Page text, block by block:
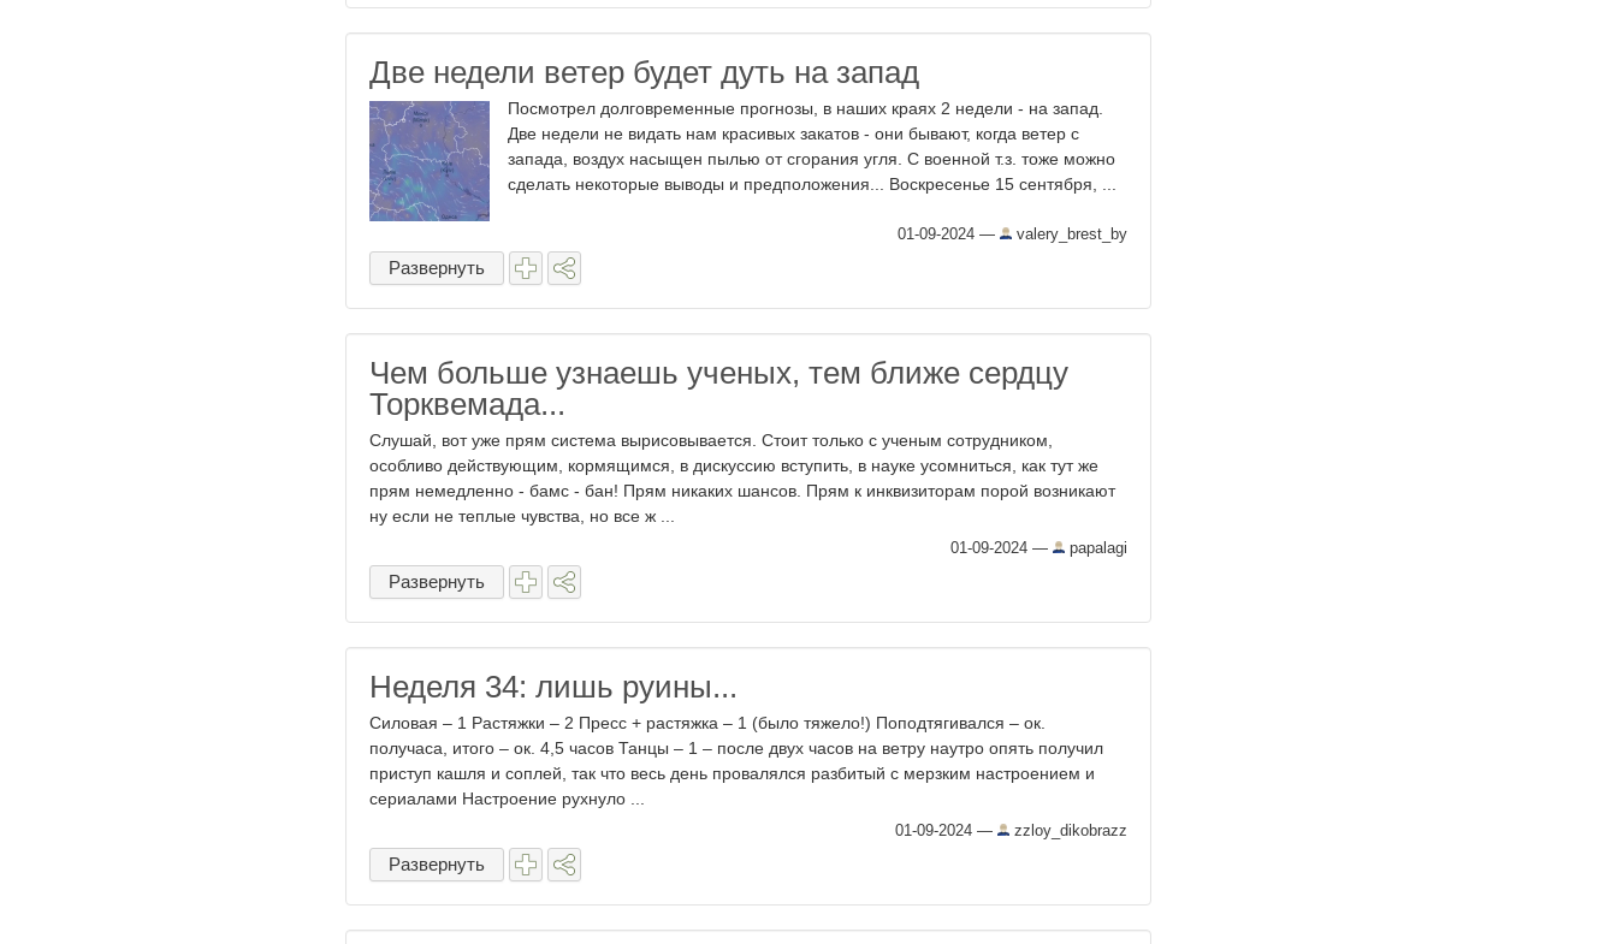
Две недели ветер будет дуть на запад
Посмотрел долговременные прогнозы, в наших краях 2 недели - на запад.
Две недели не видать нам красивых закатов - они бывают, когда ветер с
запада, воздух насыщен пылью от сгорания угля. С военной т.з. тоже можно
сделать некоторые выводы и предположения... Воскресенье 15 сентября, ...
01-09-2024 — valery_brest_by
Развернуть
Чем больше узнаешь ученых, тем ближе сердцу
Торквемада...
Слушай, вот уже прям система вырисовывается. Стоит только с ученым сотрудником,
особливо действующим, кормящимся, в дискуссию вступить, в науке усомниться, как тут же
прям немедленно - бамс - бан! Прям никаких шансов. Прям к инквизиторам порой возникают
ну если не теплые чувства, но все ж ...
01-09-2024 — papalagi
Развернуть
Неделя 34: лишь руины...
Силовая – 1 Растяжки – 2 Пресс + растяжка – 1 (было тяжело!) Поподтягивался – ок.
получаса, итого – ок. 4,5 часов Танцы – 1 – после двух часов на ветру наутро опять получил
приступ кашля и соплей, так что весь день провалялся разбитый с мерзким настроением и
сериалами Настроение рухнуло ...
01-09-2024 — zzloy_dikobrazz
Развернуть